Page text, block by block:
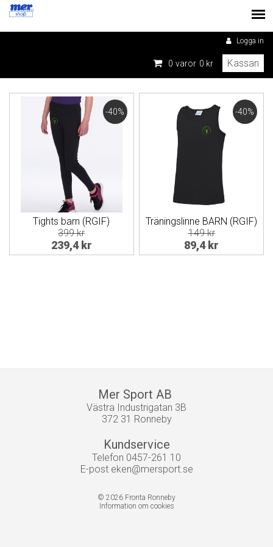
Logga in
0 varor 0 kr Kassan
-40%
Tights barn (RGIF)
399 kr
239,4 kr
-40%
Träningslinne BARN (RGIF)
149 kr
89,4 kr
Mer Sport AB
Västra Industrigatan 3B
372 31 Ronneby
Kundservice
Telefon 0457-261 10
E-post eken@mersport.se
© 2026 Fronta Ronneby
Information om cookies